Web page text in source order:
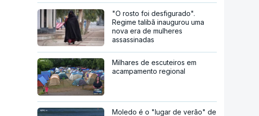
"O rosto foi desfigurado".
Regime talibã inaugurou uma
nova era de mulheres
assassinadas
Milhares de escuteiros em
acampamento regional
Moledo é o "lugar de verão" de